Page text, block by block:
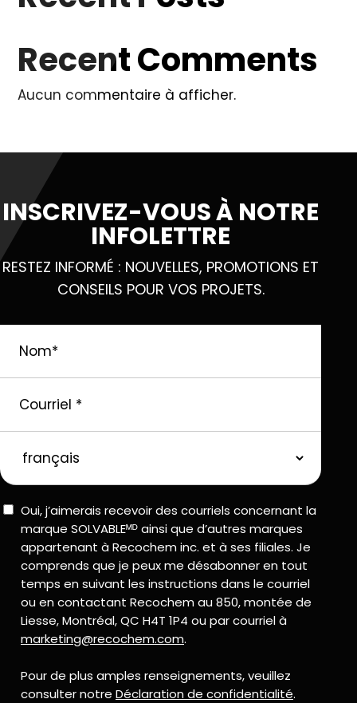
Recent Comments
Aucun commentaire à afficher.
INSCRIVEZ-VOUS À NOTRE
INFOLETTRE
RESTEZ INFORMÉ : NOUVELLES, PROMOTIONS ET
CONSEILS POUR VOS PROJETS.
préférée
Consent
Oui, j’aimerais recevoir des courriels concernant la
marque SOLVABLEᴹᴰ ainsi que d’autres marques
appartenant à Recochem inc. et à ses filiales. Je
comprends que je peux me désabonner en tout
temps en suivant les instructions dans le courriel
ou en contactant Recochem au 850, montée de
Liesse, Montréal, QC H4T 1P4 ou par courriel à
marketing@recochem.com.
Pour de plus amples renseignements, veuillez
consulter notre Déclaration de confidentialité.